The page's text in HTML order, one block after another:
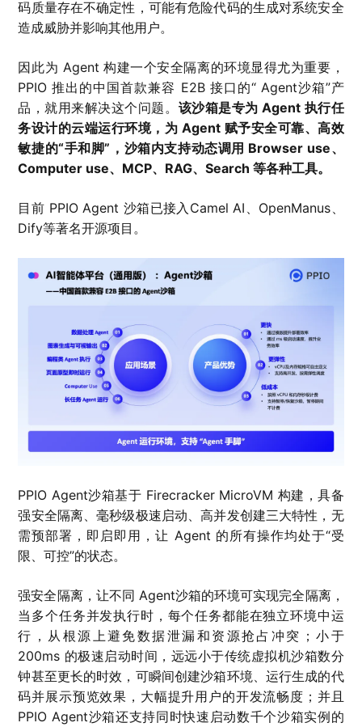
码质量存在不确定性，可能有危险代码的生成对系统安全
造成威胁并影响其他用户。
因此为 Agent 构建一个安全隔离的环境显得尤为重要，
PPIO 推出的中国首款兼容 E2B 接口的“ Agent沙箱”产
品，就用来解决这个问题。 该沙箱是专为 Agent 执行任
务设计的云端运行环境，为 Agent 赋予安全可靠、高效
敏捷的“手和脚”，沙箱内支持动态调用 Browser use、
Computer use、MCP、RAG、Search 等各种工具。
目前 PPIO Agent 沙箱已接入Camel AI、OpenManus、
Dify等著名开源项目。
PPIO Agent沙箱基于 Firecracker MicroVM 构建，具备
强安全隔离、毫秒级极速启动、高并发创建三大特性，无
需预部署，即启即用，让 Agent 的所有操作均处于“受
限、可控”的状态。
强安全隔离，让不同 Agent沙箱的环境可实现完全隔离，
当多个任务并发执行时，每个任务都能在独立环境中运
行，从根源上避免数据泄漏和资源抢占冲突；小于
200ms 的极速启动时间，远远小于传统虚拟机沙箱数分
钟甚至更长的时效，可瞬间创建沙箱环境、运行生成的代
码并展示预览效果，大幅提升用户的开发流畅度；并且
PPIO Agent沙箱还支持同时快速启动数千个沙箱实例的